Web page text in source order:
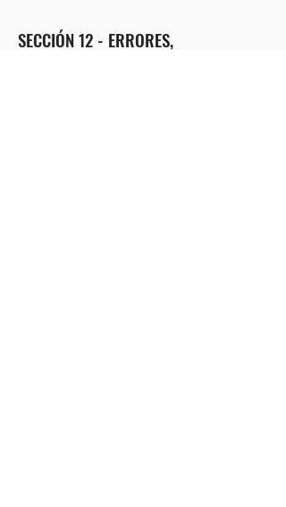
SECCIÓN 12 - ERRORES,